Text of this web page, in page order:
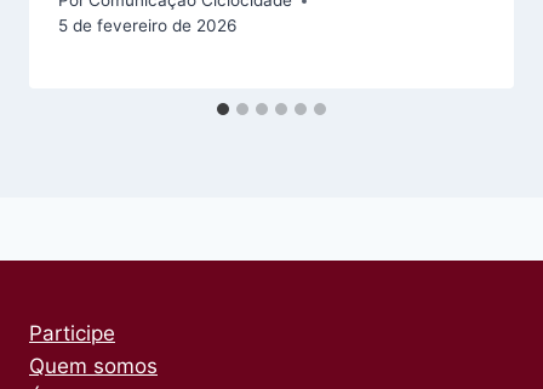
5 de fevereiro de 2026
Participe
Quem somos